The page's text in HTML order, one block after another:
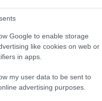
Google to enable storage
like cookies on web or
in apps.
my user data to be sent to
advertising purposes.
redu s mekim prirodnim
sliku za više
sorte sjemena repe
bijela kugla